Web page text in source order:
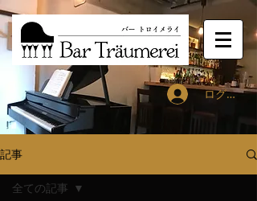
ログイン
記事
全ての記事